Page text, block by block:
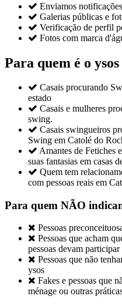
 Enviamos
 Galerias públicas e
 Verificação de perfil
 Fotos com marca
Para quem é o ysos
 Casais procurando
estado
 Casais e mulheres
swing.
 Casais swingueiros
Swing em Catolé do
 Amantes de Fetiches
suas fantasias em casas
 Quem tem
com pessoas reais em
Para quem NÃO
 Pessoas
 Pessoas que acham
pessoas devam
 Pessoas que não
ysos
 Fakes e pessoas que
ménage ou outras